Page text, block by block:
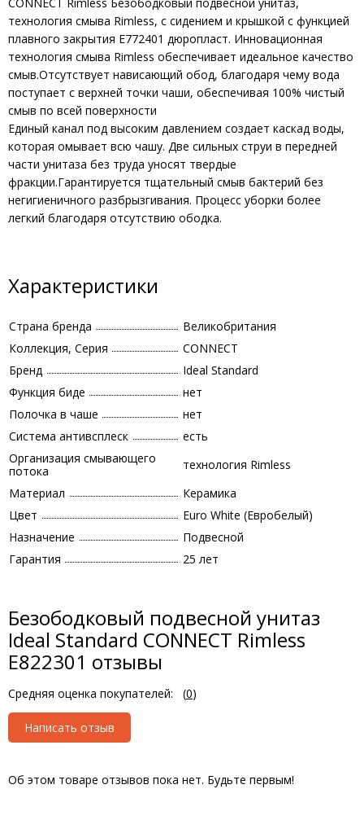
технология смыва Rimless, с сидением и крышкой с функцией
плавного закрытия E772401 дюропласт. Инновационная
технология смыва Rimless обеспечивает идеальное качество
смыв.Отсутствует нависающий обод, благодаря чему вода
поступает с верхней точки чаши, обеспечивая 100% чистый
смыв по всей поверхности
Единый канал под высоким давлением создает каскад воды,
которая омывает всю чашу. Две сильных струи в передней
части унитаза без труда уносят твердые
фракции.Гарантируется тщательный смыв бактерий без
негигиеничного разбрызгивания. Процесс уборки более
легкий благодаря отсутствию ободка.
Характеристики
Страна бренда
Великобритания
Коллекция, Серия
CONNECT
Бренд
Ideal Standard
Функция биде
нет
Полочка в чаше
нет
Система антивсплеск
есть
Организация смывающего
потока
технология Rimless
Материал
Керамика
Цвет
Euro White (Евробелый)
Назначение
Подвесной
Гарантия
25 лет
Безободковый подвесной унитаз
Ideal Standard CONNECT Rimless
E822301 отзывы
Средняя оценка покупателей: (0)
Написать отзыв
Об этом товаре отзывов пока нет. Будьте первым!